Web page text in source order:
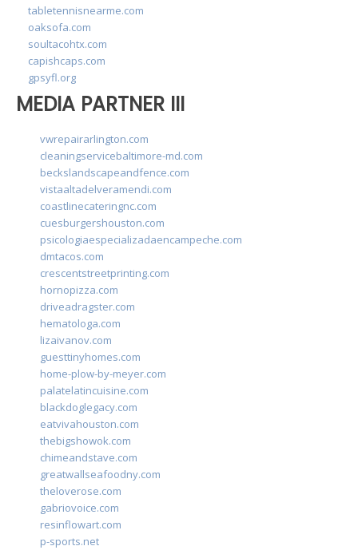
tabletennisnearme.com
oaksofa.com
soultacohtx.com
capishcaps.com
gpsyfl.org
MEDIA PARTNER III
vwrepairarlington.com
cleaningservicebaltimore-md.com
beckslandscapeandfence.com
vistaaltadelveramendi.com
coastlinecateringnc.com
cuesburgershouston.com
psicologiaespecializadaencampeche.com
dmtacos.com
crescentstreetprinting.com
hornopizza.com
driveadragster.com
hematologa.com
lizaivanov.com
guesttinyhomes.com
home-plow-by-meyer.com
palatelatincuisine.com
blackdoglegacy.com
eatvivahouston.com
thebigshowok.com
chimeandstave.com
greatwallseafoodny.com
theloverose.com
gabriovoice.com
resinflowart.com
p-sports.net